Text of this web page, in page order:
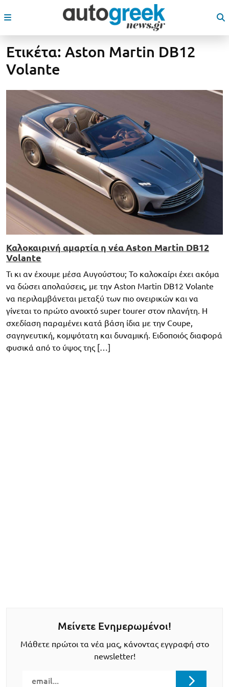
Ετικέτα: Aston Martin DB12
Volante
Καλοκαιρινή αμαρτία η νέα Aston Martin DB12
Volante
Τι κι αν έχουμε μέσα Αυγούστου; Το καλοκαίρι έχει ακόμα
να δώσει απολαύσεις, με την Aston Martin DB12 Volante
να περιλαμβάνεται μεταξύ των πιο ονειρικών και να
γίνεται το πρώτο ανοιχτό super tourer στον πλανήτη. Η
σχεδίαση παραμένει κατά βάση ίδια με την Coupe,
σαγηνευτική, κομψότατη και δυναμική. Ειδοποιός διαφορά
φυσικά από το ύψος της […]
Μείνετε Ενημερωμένοι!
Μάθετε πρώτοι τα νέα μας, κάνοντας εγγραφή στο
newsletter!